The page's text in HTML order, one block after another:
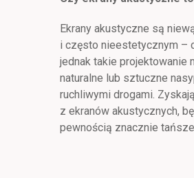
Ekrany akustyczne są
i często nieestetycznym –
jednak takie projektowanie
naturalne lub sztuczne
ruchliwymi drogami.
z ekranów akustycznych,
pewnością znacznie